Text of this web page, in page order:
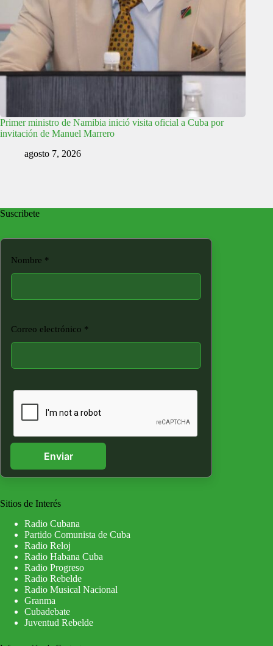
Primer ministro de Namibia inició visita oficial a Cuba por
invitación de Manuel Marrero
agosto 7, 2026
Suscribete
Nombre *
Correo electrónico *
Enviar
Sitios de Interés
Radio Cubana
Partido Comunista de Cuba
Radio Reloj
Radio Habana Cuba
Radio Progreso
Radio Rebelde
Radio Musical Nacional
Granma
Cubadebate
Juventud Rebelde